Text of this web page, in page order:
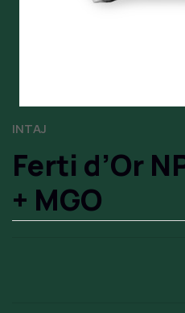
INTAJ
Ferti d’Or
+ MGO